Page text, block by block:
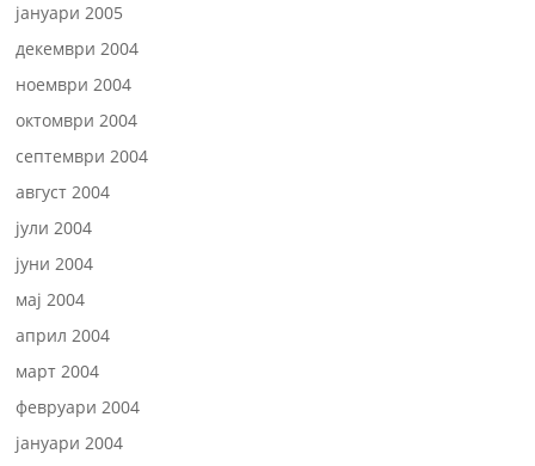
јануари 2005
декември 2004
ноември 2004
октомври 2004
септември 2004
август 2004
јули 2004
јуни 2004
мај 2004
април 2004
март 2004
февруари 2004
јануари 2004